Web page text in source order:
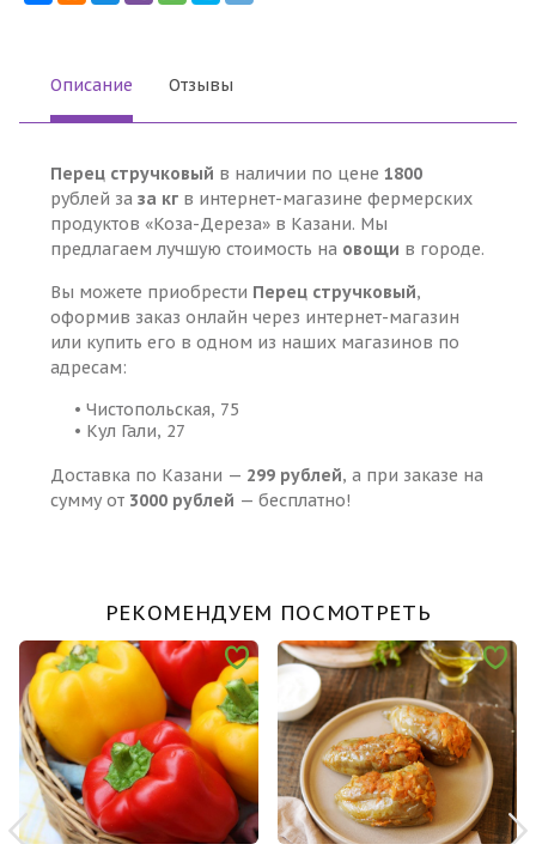
Описание Отзывы
Перец стручковый в наличии по цене 1800
рублей за за кг в интернет-магазине фермерских
продуктов «Коза-Дереза» в Казани. Мы
предлагаем лучшую стоимость на овощи в городе.
Вы можете приобрести Перец стручковый,
оформив заказ онлайн через интернет-магазин
или купить его в одном из наших магазинов по
адресам:
• Чистопольская, 75
• Кул Гали, 27
Доставка по Казани — 299 рублей, а при заказе на
сумму от 3000 рублей — бесплатно!
РЕКОМЕНДУЕМ ПОСМОТРЕТЬ